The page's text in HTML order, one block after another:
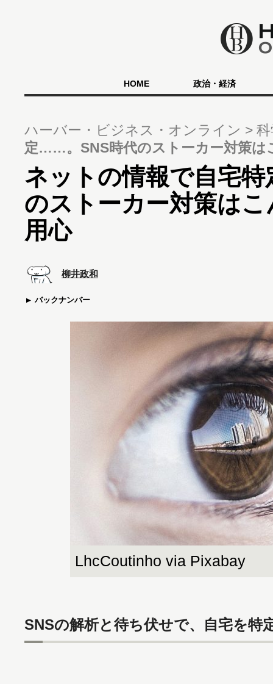
HOME 政治・経済
ハーバー・ビジネス・オンライン
定……。SNS時代のストーカー対策は
ネットの情報で自宅
のストーカー対策は
用心
柳井政和
バックナンバー
LhcCoutinho via Pixabay
SNSの解析と待ち伏せで、自宅を特